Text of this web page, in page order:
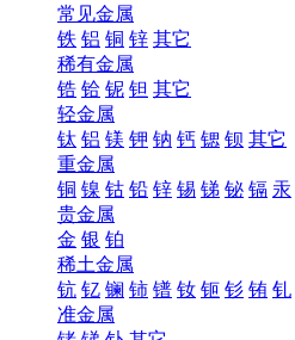
常见金属
铁 铝 铜 锌 其它
稀有金属
锆 铪 铌 钽 其它
轻金属
钛 铝 镁 钾 钠 钙 锶 钡 其它
重金属
铜 镍 钴 铅 锌 锡 锑 铋 镉 汞
贵金属
金 银 铂
稀土金属
钪 钇 镧 铈 镨 钕 钷 钐 铕 钆
准金属